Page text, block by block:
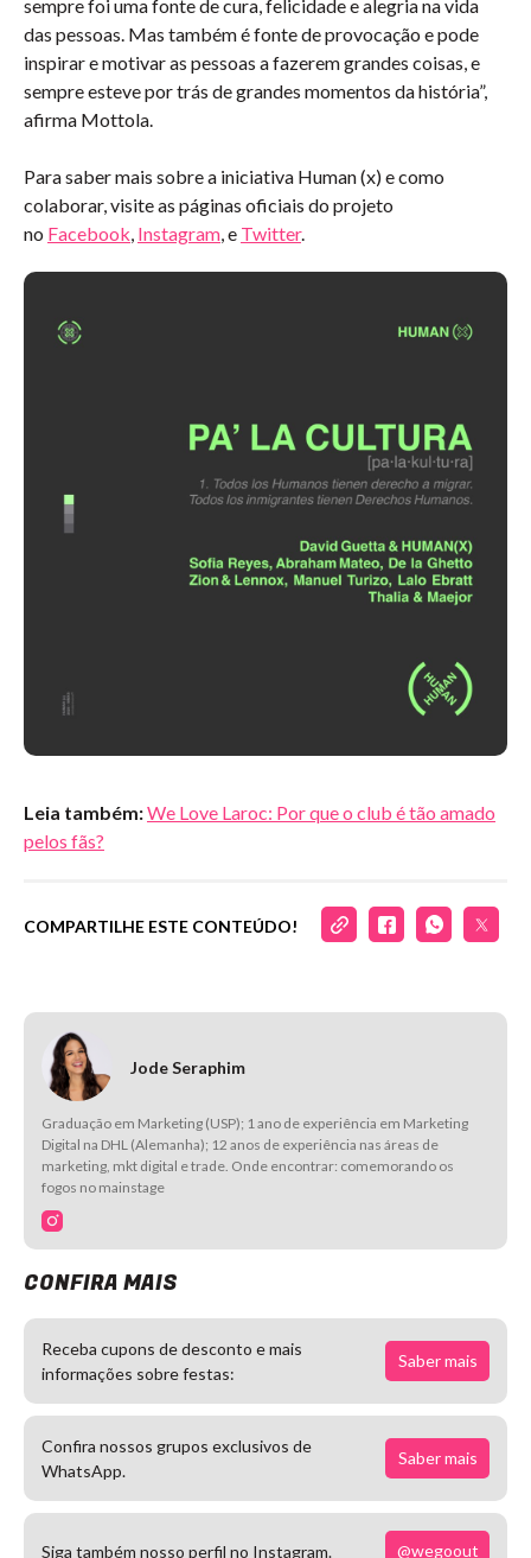
sempre foi uma fonte de cura, felicidade e alegria na vida
das pessoas. Mas também é fonte de provocação e pode
inspirar e motivar as pessoas a fazerem grandes coisas, e
sempre esteve por trás de grandes momentos da história”,
afirma Mottola.
Para saber mais sobre a iniciativa Human (x) e como
colaborar, visite as páginas oficiais do projeto
no Facebook, Instagram, e Twitter.
Leia também:We Love Laroc: Por que o club é tão amado
pelos fãs?
COMPARTILHE ESTE CONTEÚDO!
Jode Seraphim
Graduação em Marketing (USP); 1 ano de experiência em Marketing
Digital na DHL (Alemanha); 12 anos de experiência nas áreas de
marketing, mkt digital e trade. Onde encontrar: comemorando os
fogos no mainstage
CONFIRA MAIS
Receba cupons de desconto e mais
informações sobre festas:
Saber mais
Confira nossos grupos exclusivos de
WhatsApp.
Saber mais
Siga também nosso perfil no Instagram. @wegoout